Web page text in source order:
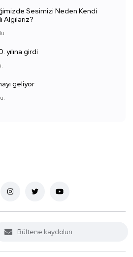
Sesimizi Neden Kendi
yılına girdi
geliyor